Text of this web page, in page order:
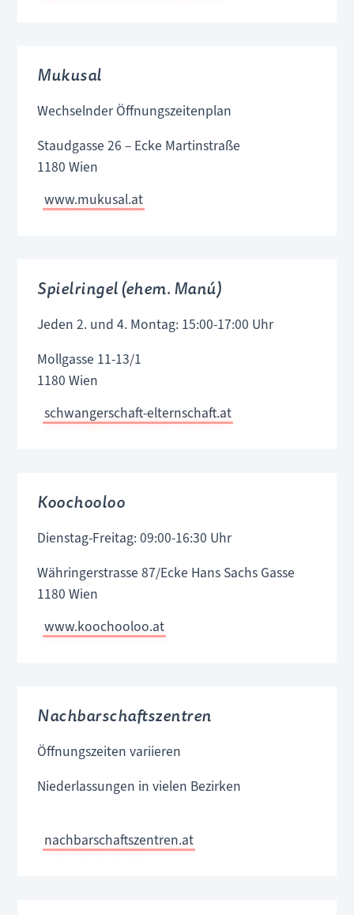
Mukusal
Wechselnder Öffnungszeitenplan
Staudgasse 26 – Ecke Martinstraße
1180 Wien
www.mukusal.at
Spielringel (ehem. Manú)
Jeden 2. und 4. Montag: 15:00-17:00 Uhr
Mollgasse 11-13/1
1180 Wien
schwangerschaft-elternschaft.at
Koochooloo
Dienstag-Freitag: 09:00-16:30 Uhr
Währingerstrasse 87/Ecke Hans Sachs Gasse
1180 Wien
www.koochooloo.at
Nachbarschaftszentren
Öffnungszeiten variieren
Niederlassungen in vielen Bezirken
nachbarschaftszentren.at